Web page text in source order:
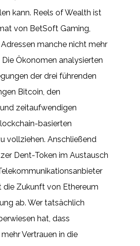
kann. Reels of Wealth ist
von BetSoft Gaming,
manche nicht mehr
Ökonomen analysierten
der drei führenden
Bitcoin, den
zeitaufwendigen
basierten
vollziehen. Anschließend
Dent-Token im Austausch
die Zukunft von Ethereum
ab. Wer tatsächlich
hat, dass
Vertrauen in die